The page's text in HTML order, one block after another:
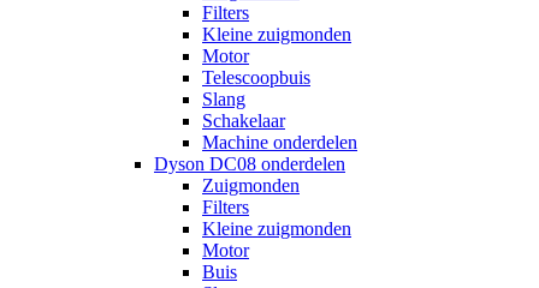
Filters
Kleine zuigmonden
Motor
Telescoopbuis
Slang
Schakelaar
Machine onderdelen
Dyson DC08 onderdelen
Zuigmonden
Filters
Kleine zuigmonden
Motor
Buis